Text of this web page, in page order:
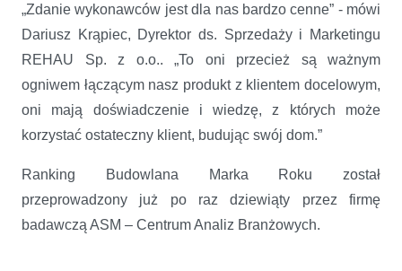
„Zdanie wykonawców jest dla nas bardzo cenne” - mówi
Dariusz Krąpiec, Dyrektor ds. Sprzedaży i Marketingu
REHAU Sp. z o.o.. „To oni przecież są ważnym
ogniwem łączącym nasz produkt z klientem docelowym,
oni mają doświadczenie i wiedzę, z których może
korzystać ostateczny klient, budując swój dom.”
Ranking Budowlana Marka Roku został
przeprowadzony już po raz dziewiąty przez firmę
badawczą ASM – Centrum Analiz Branżowych.